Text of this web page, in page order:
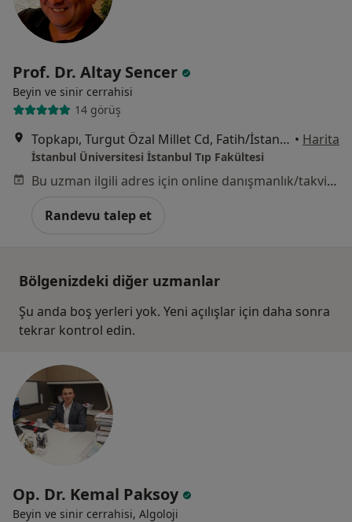
Prof. Dr. Altay Sencer
Beyin ve sinir cerrahisi
14 görüş
Topkapı, Turgut Özal Millet Cd, Fatih/İstanbul, Fatih • Harita
İstanbul Üniversitesi İstanbul Tıp Fakültesi
Bu uzman ilgili adres için online danışmanlık/takvim sunmuyor.
Randevu talep et
Bölgenizdeki diğer uzmanlar
Şu anda boş yerleri yok. Yeni açılışlar için daha sonra
tekrar kontrol edin.
Op. Dr. Kemal Paksoy
Beyin ve sinir cerrahisi, Algoloji